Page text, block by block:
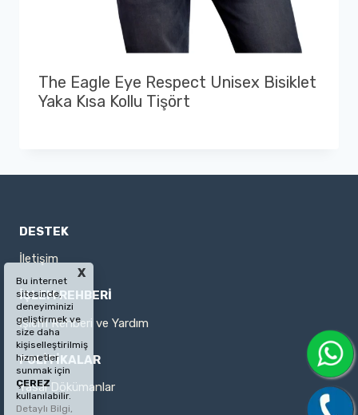
The Eagle Eye Respect Unisex Bisiklet
Yaka Kısa Kollu Tişört
DESTEK
İletişim
İŞLEM REHBERİ
İşlem Rehberi ve Yardım
POLİTİKALAR
Yasal Dökümanlar
Bu internet
sitesinde,
deneyiminizi
geliştirmek ve
size daha
kişiselleştirilmiş
hizmetler
sunmak için
ÇEREZ
kullanılabilir.
Detaylı Bilgi,
X